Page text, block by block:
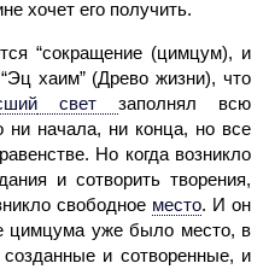
хочет его получить.
“сокращение (цимцум), и
хаим” (Древо жизни), что
свет заполнял всю
ни начала, ни конца, но все
Но когда возникло
и сотворить творения,
свободное место. И он
цимцума уже было место, в
и сотворенные, и